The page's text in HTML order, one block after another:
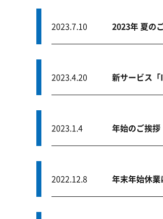
2023.7.10 2023年 夏の
2023.4.20 新サービス
2023.1.4 年始のご挨拶
2022.12.8 年末年始休